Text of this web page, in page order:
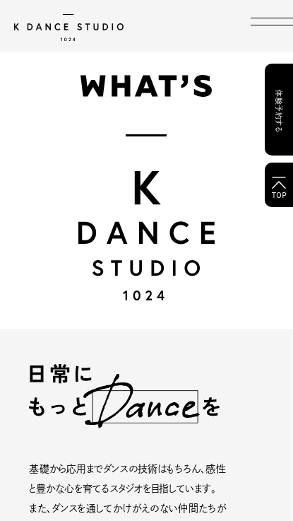
STUDIO INFORMATION
RENTAL STUDIO
特定商取引法に基づく表記
プライバシーポリシー
体験予約する
TOP
基礎から応用までダンスの技術はもちろん、感性
と豊かな心を育てるスタジオを目指しています。
また、ダンスを通してかけがえのない仲間たちが